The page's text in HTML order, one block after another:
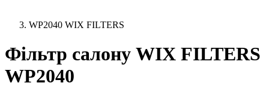
WP2040 WIX FILTERS
Фільтр салону WIX FILTERS
WP2040